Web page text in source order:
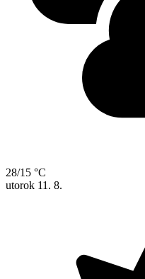
28/15 °C
utorok 11. 8.